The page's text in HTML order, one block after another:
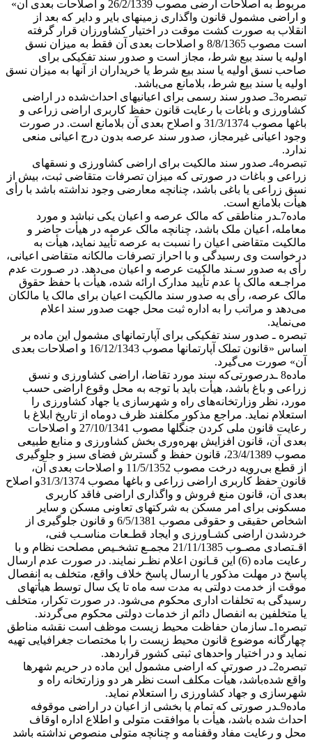
مربوط به اصلاحات ارضی مصوب 26/2/1339 و اصلاحات بعدی آن»
و اراضی ‌مشمول قانون واگذاری زمینهای بایر و دایر که بعد از
انقلاب به صورت کشت موقت در اختیار کشاورزان قرار گرفته
است مصوب 8/8/1365 و اصلاحات بعدی آن فقط به میزان نسق
اولیه یا سند بیع شرط، مجاز است و صدور سند تفکیکی برای
صاحب نسق اولیه یا سند بیع شرط یا خریداران از آنها به میزان نسق
اولیه یا سند بیع شرط، بلامانع می‌باشد.
تبصره3ـ صدور سند رسمی برای اعیانیهای احداث‌شده در اراضی
کشاورزی و باغات با رعایت قانون حفظ کاربری اراضی زراعی و
باغها مصوب 31/3/1374 و اصلاح بعدی آن بلامانع است. در صورت
وجود اعیانی غیرمجاز، صدور سند عرصه بدون درج اعیانی منعی
ندارد.
تبصره4ـ صدور سند مالکیت برای اراضی کشاورزی و نسقهای
زراعی و باغات در صورتی‌ که میزان تصرفات متقاضی ثبت، بیش از
نسق زراعی یا باغی باشد، چنانچه معارضی وجود نداشته باشد با رأی
هیأت بلامانع است.
ماده7ـدر مناطقی که مالک عرصه و اعیان یکی نباشد و مورد
معامله، اعیان ملک باشد، چنانچه مالک عرصه در هیأت حاضر و
مالکیت متقاضی اعیان را نسبت به عرصه تأیید نماید، هیأت به
درخواست وی رسیدگی و با احراز تصرفات مالکانه متقاضی اعیانی،
رأی به صدور سـند مالکیت عرصه و اعیان می‌دهد. در صـورت عدم
مراجـعه مالک یا عدم تأیید مدارک ارائه شده، هیأت با حفظ حقوق
مالک عرصه، رأی به صدور سند مالکیت اعیان برای مالک یا مالکان
می‌دهد و مراتب را به اداره ثبت محل جهت صدور سند اعلام
می‌نماید.
تبصره ـ صدور سند تفکیکی برای آپارتمانهای مشمول این ماده بر
اساس «قانون تملک آپارتمانها مصوب 16/12/1343 و اصلاحات بعدی
آن» صورت می‌گیرد.
ماده8 ـدرصورتی‌که سند مورد تقاضا، اراضی کشاورزی و نسق
زراعی و باغ باشد، هیأت باید با توجه به محل وقوع اراضی حسب
‌مورد، نظر وزارتخانه‌های راه و شهرسازی یا جهاد کشاورزی را
استعلام نماید. مراجع مذکور مکلفند ظرف دو‌ماه از تاریخ ابلاغ با
رعایت قانون ملی کردن جنگلها مصوب 27/10/1341 و اصلاحات
بعدی آن، قانون افزایش بهره‌وری بخش کشاورزی و منابع طبیعی
مصوب 23/4/1389، قانون حفظ و گسترش فضای سبز و جلوگیری
از قطع بی‌رویه درخت مصوب 11/5/1352 و اصلاحات بعدی آن،
قانون حفظ کاربری اراضی زراعی و باغها مصوب 31/3/1374و اصلاح
بعدی آن، قانون منع فروش و واگذاری اراضی فاقد کاربری
مسکونی برای امر مسکن به شرکتهای تعاونی مسکن و سایر
اشخاص حقیقی و حقوقی مصوب 6/5/1381 و قانون جلوگیری از
خردشدن اراضی کشـاورزی و ایجاد قطـعات مناسـب فنی،
اقـتصادی مصـوب 21/11/1385 مجمـع تشخـیص مصلحت نظام و با
رعایت ماده (6) این قـانون اعلام‌ نظـر نمایند. در صورت عدم ارسال
پاسخ در مهلت مذکور یا ارسال پاسخ خلاف واقع، متخلف به انفصال
موقت از خدمت دولتی به مدت سه‌ ماه تا یک سال توسط هیأتهای
رسیدگی به تخلفات اداری محکوم می‌شود. در صورت تکرار، متخلف
یا متخلفین به انفصال دائم از خدمات دولتی محکوم می‌گردند.
تبصره1ـ سازمان حفاظت محیط زیست موظف است نقشه مناطق
چهارگانه موضوع قانون محیط زیست را با مختصات جغرافیایی تهیه
نماید و در اختیار واحدهای ثبتی کشور قراردهد.
تبصره2ـ در صورتی که اراضی مشمول این ماده در حریم شهر‌ها
واقع شده‌باشد، هیأت مکلف است نظر هر دو وزارتخانه راه و
شهرسازی و جهاد کشاورزی را استعلام نماید.
ماده9ـدر صورتی که تمام یا بخشی از اعیان در اراضی موقوفه
احداث شده باشد، هیأت با موافقت متولی و اطلاع اداره اوقاف
محل و رعایت مفاد وقفنامه و چنانچه متولی منصوص نداشته باشد